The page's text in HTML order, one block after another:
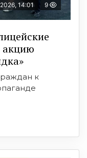
14:01 9
акцию
к